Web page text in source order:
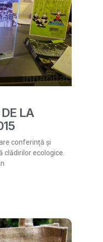
LA
conferință și
clădirilor ecologice.